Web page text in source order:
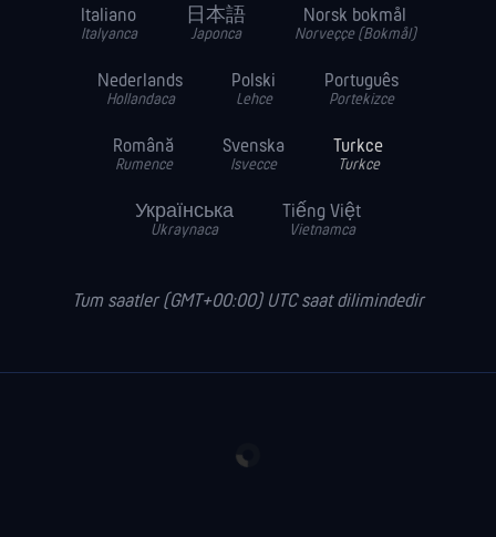
Italiano
Italyanca
日本語
Japonca
Norsk bokmål
Norveççe (Bokmål)
Nederlands
Hollandaca
Polski
Lehce
Português
Portekizce
Română
Rumence
Svenska
Isvecce
Turkce
Turkce
Українська
Ukraynaca
Tiếng Việt
Vietnamca
Tum saatler (GMT+00:00) UTC saat dilimindedir